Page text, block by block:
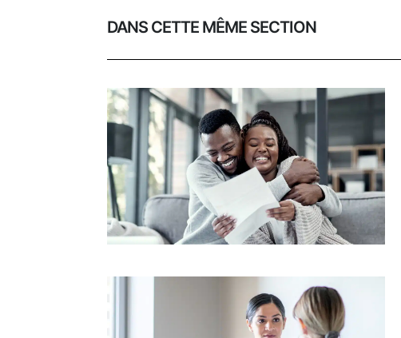
DANS CETTE MÊME SECTION